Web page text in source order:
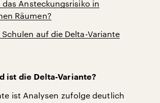
das Ansteckungsrisiko in
Räumen?
auf die Delta-Variante
ist die Delta-Variante?
ist Analysen zufolge deutlich